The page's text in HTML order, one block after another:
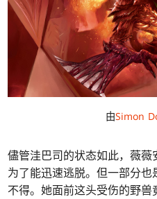
由Simon
儘管洼巴司的状态如此，薇
为了能迅速逃脱。但一部分
不得。她面前这头受伤的野兽